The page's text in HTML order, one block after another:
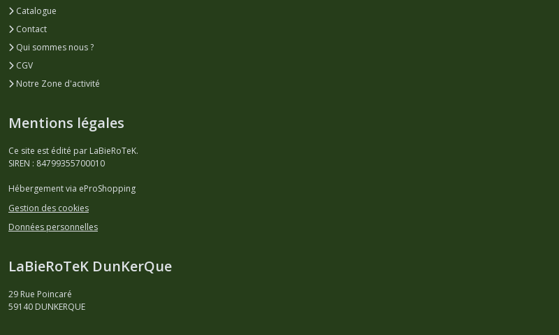
Catalogue
Contact
Qui sommes nous ?
CGV
Notre Zone d'activité
Mentions légales
Ce site est édité par LaBieRoTeK.
SIREN : 84799355700010
Hébergement via eProShopping
Gestion des cookies
Données personnelles
LaBieRoTeK DunKerQue
29 Rue Poincaré
59140 DUNKERQUE